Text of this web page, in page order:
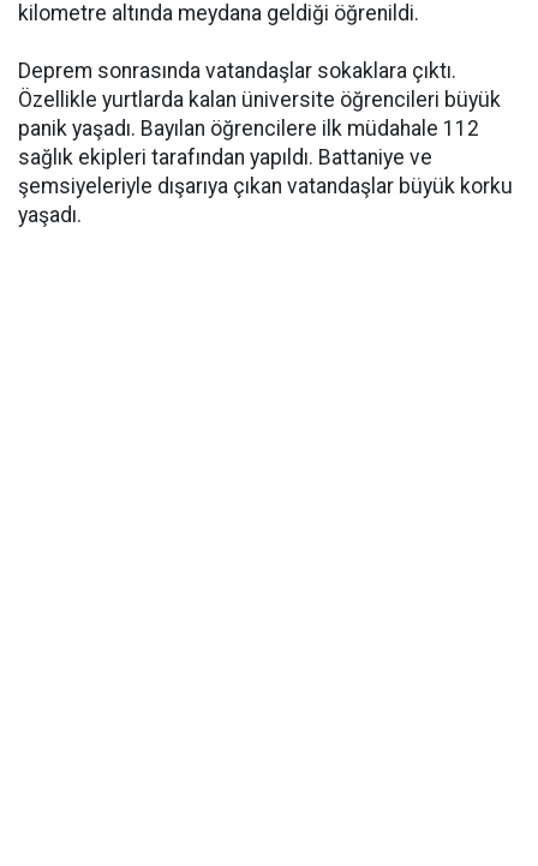
kilometre altında meydana geldiği öğrenildi.
Deprem sonrasında vatandaşlar sokaklara çıktı.
Özellikle yurtlarda kalan üniversite öğrencileri büyük
panik yaşadı. Bayılan öğrencilere ilk müdahale 112
sağlık ekipleri tarafından yapıldı. Battaniye ve
şemsiyeleriyle dışarıya çıkan vatandaşlar büyük korku
yaşadı.